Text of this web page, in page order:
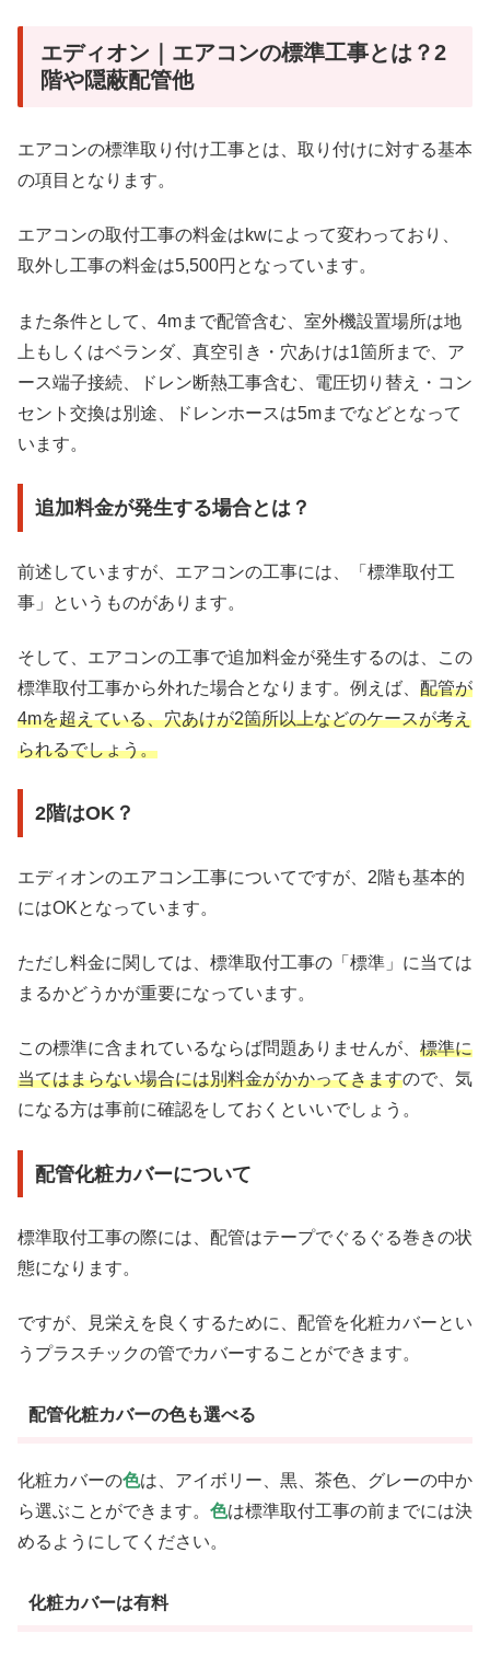
エディオン｜エアコンの標準工事とは？2
階や隠蔽配管他
エアコンの標準取り付け工事とは、取り付けに対する基本
の項目となります。
エアコンの取付工事の料金はkwによって変わっており、
取外し工事の料金は5,500円となっています。
また条件として、4mまで配管含む、室外機設置場所は地
上もしくはベランダ、真空引き・穴あけは1箇所まで、ア
ース端子接続、ドレン断熱工事含む、電圧切り替え・コン
セント交換は別途、ドレンホースは5mまでなどとなって
います。
追加料金が発生する場合とは？
前述していますが、エアコンの工事には、「標準取付工
事」というものがあります。
そして、エアコンの工事で追加料金が発生するのは、この
標準取付工事から外れた場合となります。例えば、 配管が
4mを超えている、穴あけが2箇所以上などのケースが考え
られるでしょう。
2階はOK？
エディオンのエアコン工事についてですが、2階も基本的
にはOKとなっています。
ただし料金に関しては、標準取付工事の「標準」に当ては
まるかどうかが重要になっています。
この標準に含まれているならば問題ありませんが、 標準に
当てはまらない場合には別料金がかかってきますので、気
になる方は事前に確認をしておくといいでしょう。
配管化粧カバーについて
標準取付工事の際には、配管はテープでぐるぐる巻きの状
態になります。
ですが、見栄えを良くするために、配管を化粧カバーとい
うプラスチックの管でカバーすることができます。
配管化粧カバーの色も選べる
化粧カバーの色は、アイボリー、黒、茶色、グレーの中か
ら選ぶことができます。 色は標準取付工事の前までには決
めるようにしてください。
化粧カバーは有料